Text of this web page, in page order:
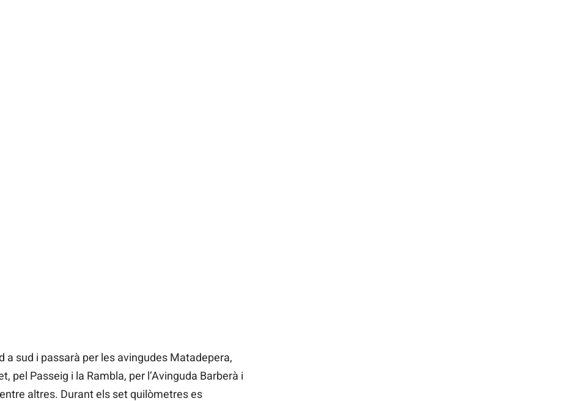
a sud i passarà per les avingudes Matadepera,
pel Passeig i la Rambla, per l’Avinguda Barberà i
altres. Durant els set quilòmetres es